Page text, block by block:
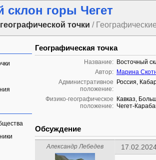
склон горы Чегет
точки /
Географическая точка
Название: Восточный
Автор: Марина
Административное
положение:
Россия,
Физико-географическое
положение:
Кавказ,
Чегет-
Обсуждение
Александр Лебедев